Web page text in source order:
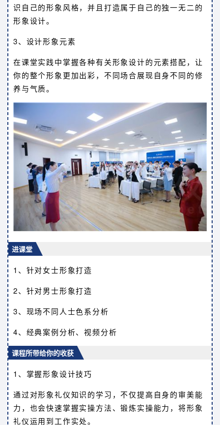
识自己的形象风格，并且打造属于自己的独一无二的
形象设计。
3、设计形象元素
在课堂实践中掌握各种有关形象设计的元素搭配，让
你的整个形象更加出彩，不同场合展现自身不同的修
养与气质。
进课堂
1、针对女士形象打造
2、针对男士形象打造
3、现场不同人士色系分析
4、经典案例分析、视频分析
课程所带给你的收获
1、掌握形象设计技巧
通过对形象礼仪知识的学习，不仅提高自身的审美能
力，也会快速掌握实操方法、锻炼实操能力，将形象
礼仪运用到工作实处。